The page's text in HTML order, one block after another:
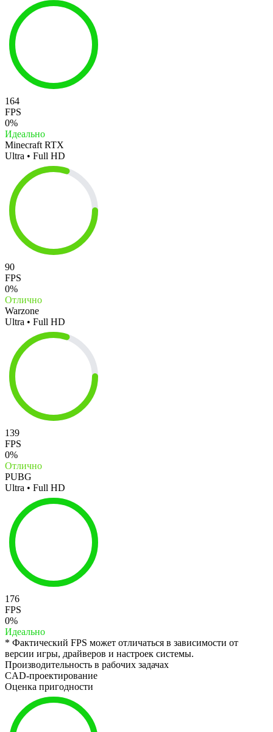
164
FPS
0%
Идеально
Minecraft RTX
Ultra • Full HD
90
FPS
0%
Отлично
Warzone
Ultra • Full HD
139
FPS
0%
Отлично
PUBG
Ultra • Full HD
176
FPS
0%
Идеально
* Фактический FPS может отличаться в зависимости от
версии игры, драйверов и настроек системы.
Производительность в рабочих задачах
CAD-проектирование
Оценка пригодности